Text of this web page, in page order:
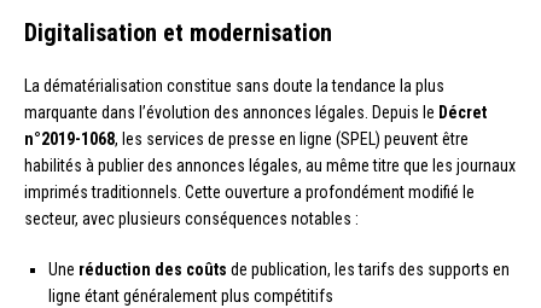
Digitalisation et modernisation
La dématérialisation constitue sans doute la tendance la plus
marquante dans l’évolution des annonces légales. Depuis le Décret
n°2019-1068, les services de presse en ligne (SPEL) peuvent être
habilités à publier des annonces légales, au même titre que les journaux
imprimés traditionnels. Cette ouverture a profondément modifié le
secteur, avec plusieurs conséquences notables :
Une réduction des coûts de publication, les tarifs des supports en
ligne étant généralement plus compétitifs